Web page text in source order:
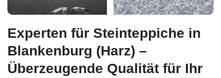
Experten für Steinteppiche in
Blankenburg (Harz) –
Überzeugende Qualität für Ihr